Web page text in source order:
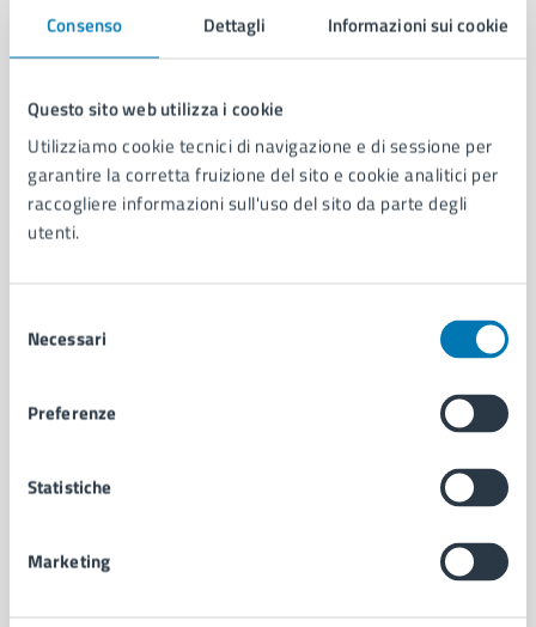
Consenso Dettagli Informazioni sui cookie
Questo sito web utilizza i cookie
Utilizziamo cookie tecnici di navigazione e di sessione per
garantire la corretta fruizione del sito e cookie analitici per
raccogliere informazioni sull'uso del sito da parte degli
utenti.
delNecessari
Preferenze
Statistiche
Marketing
Comune di Napoli
AMMINISTRAZIONE
Aree amministrative
Organi di governo
Enti e fondazioni
Documenti e dati
Ambiente